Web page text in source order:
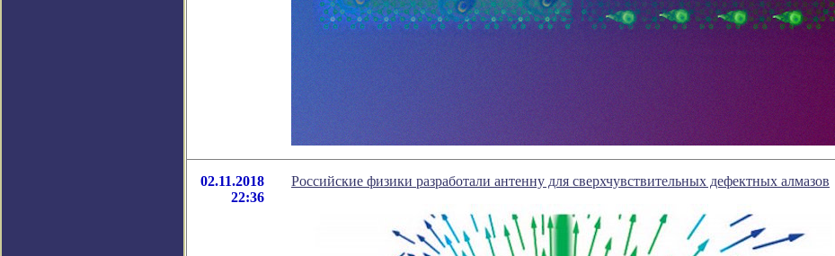
02.11.2018
22:36
Российские физики разработали антенну для сверхчувствительных дефектных алмазов